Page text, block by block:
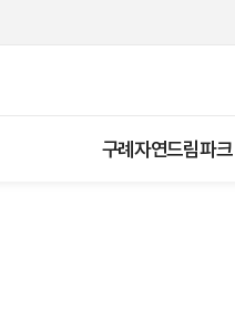
구례자연드림파크